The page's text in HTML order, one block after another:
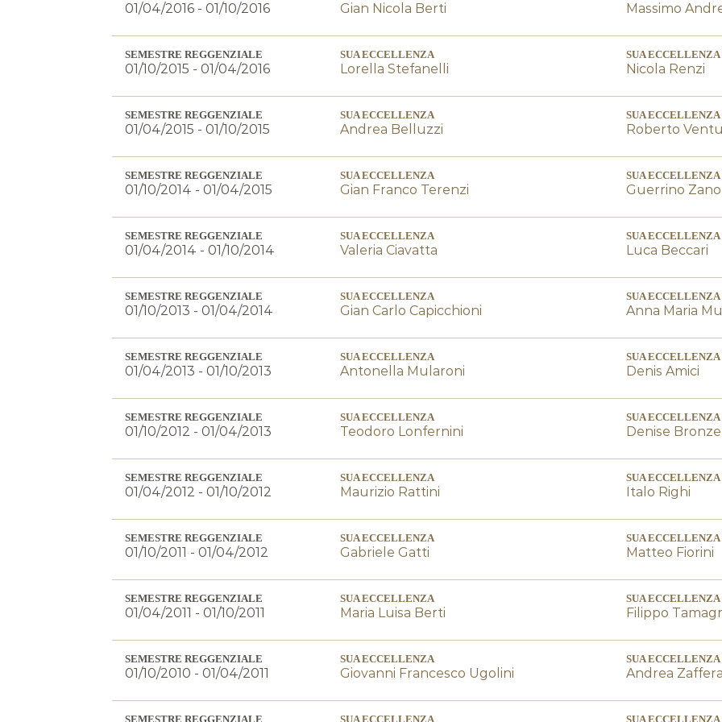
01/04/2016 - 01/10/2016 Gian Nicola Berti Massimo
SEMESTRE REGGENZIALE
01/10/2015 - 01/04/2016
SUA ECCELLENZA
Lorella Stefanelli
SUA ECCELLENZA
Nicola Renzi
SEMESTRE REGGENZIALE
01/04/2015 - 01/10/2015
SUA ECCELLENZA
Andrea Belluzzi
SUA ECCELLENZA
Roberto
SEMESTRE REGGENZIALE
01/10/2014 - 01/04/2015
SUA ECCELLENZA
Gian Franco Terenzi
SUA ECCELLENZA
Guerrino
SEMESTRE REGGENZIALE
01/04/2014 - 01/10/2014
SUA ECCELLENZA
Valeria Ciavatta
SUA ECCELLENZA
Luca Beccari
SEMESTRE REGGENZIALE
01/10/2013 - 01/04/2014
SUA ECCELLENZA
Gian Carlo Capicchioni
SUA ECCELLENZA
Anna Maria
SEMESTRE REGGENZIALE
01/04/2013 - 01/10/2013
SUA ECCELLENZA
Antonella Mularoni
SUA ECCELLENZA
Denis Amici
SEMESTRE REGGENZIALE
01/10/2012 - 01/04/2013
SUA ECCELLENZA
Teodoro Lonfernini
SUA ECCELLENZA
Denise
SEMESTRE REGGENZIALE
01/04/2012 - 01/10/2012
SUA ECCELLENZA
Maurizio Rattini
SUA ECCELLENZA
Italo Righi
SEMESTRE REGGENZIALE
01/10/2011 - 01/04/2012
SUA ECCELLENZA
Gabriele Gatti
SUA ECCELLENZA
Matteo Fiorini
SEMESTRE REGGENZIALE
01/04/2011 - 01/10/2011
SUA ECCELLENZA
Maria Luisa Berti
SUA ECCELLENZA
Filippo
SEMESTRE REGGENZIALE
01/10/2010 - 01/04/2011
SUA ECCELLENZA
Giovanni Francesco Ugolini
SUA ECCELLENZA
Andrea
SEMESTRE REGGENZIALE SUA ECCELLENZA SUA ECCELLENZA